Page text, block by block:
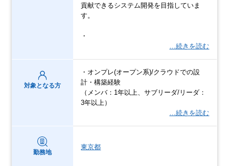
貢献できるシステム開発を目指していま
す。
・
…続きを読む
対象となる方
・オンプレ(オープン系)/クラウドでの設
計・構築経験
（メンバ：1年以上、サブリーダ/リーダ：
3年以上）
…続きを読む
勤務地
東京都